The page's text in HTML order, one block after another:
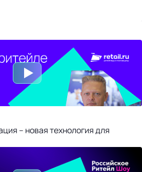
– новая технология для